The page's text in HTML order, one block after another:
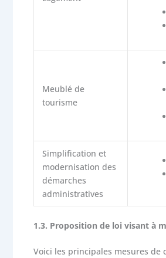
Meublé de
tourisme
Simplification et
modernisation des
démarches
administratives
1.3. Proposition de loi visant à
Voici les principales mesures de